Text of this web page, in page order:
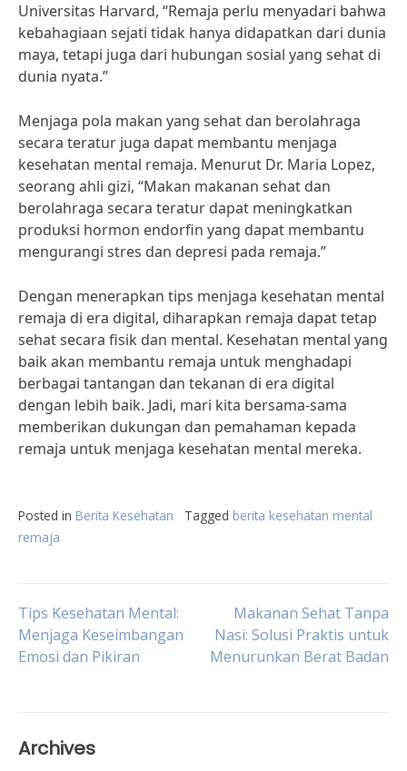
Universitas Harvard, “Remaja perlu menyadari bahwa
kebahagiaan sejati tidak hanya didapatkan dari dunia
maya, tetapi juga dari hubungan sosial yang sehat di
dunia nyata.”
Menjaga pola makan yang sehat dan berolahraga
secara teratur juga dapat membantu menjaga
kesehatan mental remaja. Menurut Dr. Maria Lopez,
seorang ahli gizi, “Makan makanan sehat dan
berolahraga secara teratur dapat meningkatkan
produksi hormon endorfin yang dapat membantu
mengurangi stres dan depresi pada remaja.”
Dengan menerapkan tips menjaga kesehatan mental
remaja di era digital, diharapkan remaja dapat tetap
sehat secara fisik dan mental. Kesehatan mental yang
baik akan membantu remaja untuk menghadapi
berbagai tantangan dan tekanan di era digital
dengan lebih baik. Jadi, mari kita bersama-sama
memberikan dukungan dan pemahaman kepada
remaja untuk menjaga kesehatan mental mereka.
Posted in Berita Kesehatan Tagged berita kesehatan mental
remaja
Post
navigation
Tips Kesehatan Mental:
Menjaga Keseimbangan
Emosi dan Pikiran
Makanan Sehat Tanpa
Nasi: Solusi Praktis untuk
Menurunkan Berat Badan
Archives